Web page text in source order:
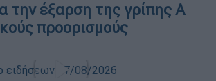
την έξαρση της γρίπης Α
προορισμούς